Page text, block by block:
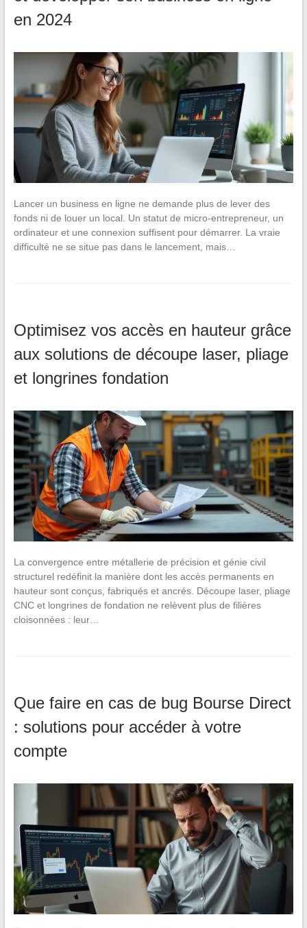
en 2024
Lancer un business en ligne ne demande plus de lever des
fonds ni de louer un local. Un statut de micro-entrepreneur, un
ordinateur et une connexion suffisent pour démarrer. La vraie
difficulté ne se situe pas dans le lancement, mais…
Optimisez vos accès en hauteur grâce
aux solutions de découpe laser, pliage
et longrines fondation
La convergence entre métallerie de précision et génie civil
structurel redéfinit la manière dont les accès permanents en
hauteur sont conçus, fabriqués et ancrés. Découpe laser, pliage
CNC et longrines de fondation ne relèvent plus de filières
cloisonnées : leur…
Que faire en cas de bug Bourse Direct
: solutions pour accéder à votre
compte